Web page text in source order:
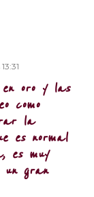
oro y las
como
la
es normal
es muy
un gran